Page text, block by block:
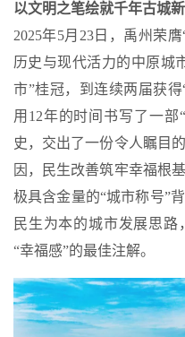
以文明之笔绘就千年古城
2025年5月23日，禹州荣膺
历史与现代活力的中原城
市”桂冠，到连续两届获
用12年的时间书写了一部
史，交出了一份令人瞩目
因，民生改善筑牢幸福根
极具含金量的“城市称号”
民生为本的城市发展思路
“幸福感”的最佳注解。